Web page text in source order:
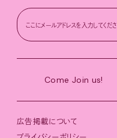
Come Join us!
広告掲載について